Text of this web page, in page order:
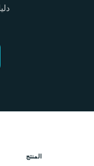
المنتج